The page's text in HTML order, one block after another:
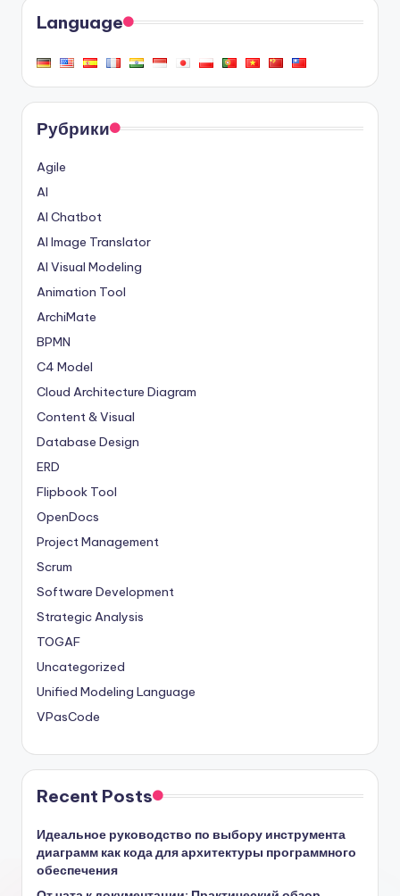
Language
Рубрики
Agile
AI
AI Chatbot
AI Image Translator
AI Visual Modeling
Animation Tool
ArchiMate
BPMN
C4 Model
Cloud Architecture Diagram
Content & Visual
Database Design
ERD
Flipbook Tool
OpenDocs
Project Management
Scrum
Software Development
Strategic Analysis
TOGAF
Uncategorized
Unified Modeling Language
VPasCode
Recent Posts
Идеальное руководство по выбору инструмента
диаграмм как кода для архитектуры программного
обеспечения